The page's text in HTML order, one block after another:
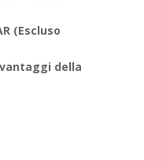
(Escluso
della